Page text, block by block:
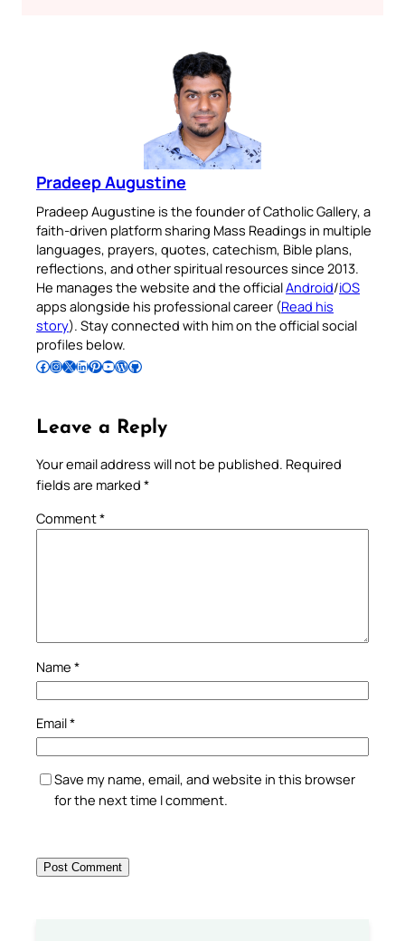
Pradeep Augustine
Pradeep Augustine is the founder of Catholic Gallery, a
faith-driven platform sharing Mass Readings in multiple
languages, prayers, quotes, catechism, Bible plans,
reflections, and other spiritual resources since 2013.
He manages the website and the officialAndroid/iOS
apps alongside his professional career (Read his
story). Stay connected with him on the official social
profiles below.
Follow Pradeep on Facebook Follow Pradeep on InstagramFollow Pradeep on X Follow Pradeep on LinkedIn Follow Pradeep on Pinterest Subscribe to Pradeep’s Youtube Channel Follow Pradeep on WordPress Follow Pradeep on GitHub
Leave a Reply
Your email address will not be published. Required
fields are marked *
Comment*
Name *
Email*
Save my name, email, and website in this browser
for the next time I comment.